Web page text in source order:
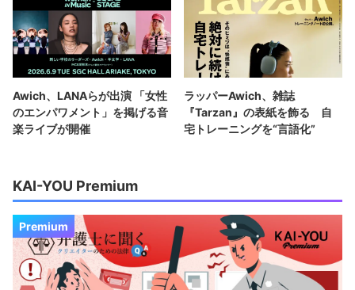
Awich、LANAらが出演 「女性
のエンパワメント」を掲げる音
楽ライブが開催
ラッパーAwich、雑誌
『Tarzan』の表紙を飾る 自
宅トレーニングを“言語化”
KAI-YOU Premium
Premium